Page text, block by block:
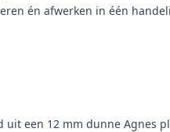
én afwerken in één
uit een 12 mm dunne